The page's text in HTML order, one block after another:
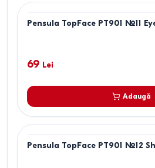
Pensula TopFace PT901 №11
69 Lei
Adaugă
Pensula TopFace PT901 №12